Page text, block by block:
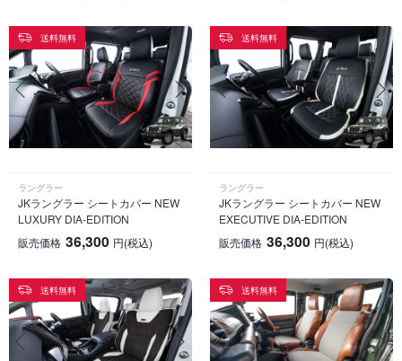
送料無料
ラングラー
JKラングラー シートカバー NEW
LUXURY DIA-EDITION
販売価格 36,300 円(税込)
送料無料
ラングラー
JKラングラー シートカバー NEW
EXECUTIVE DIA-EDITION
販売価格 36,300 円(税込)
送料無料 送料無料